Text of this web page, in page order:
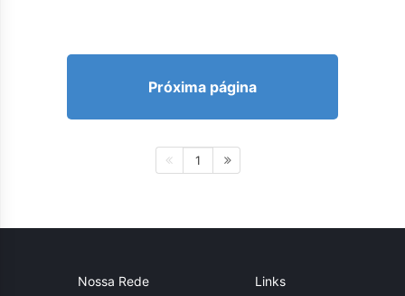
Próxima página
1
Nossa Rede Links